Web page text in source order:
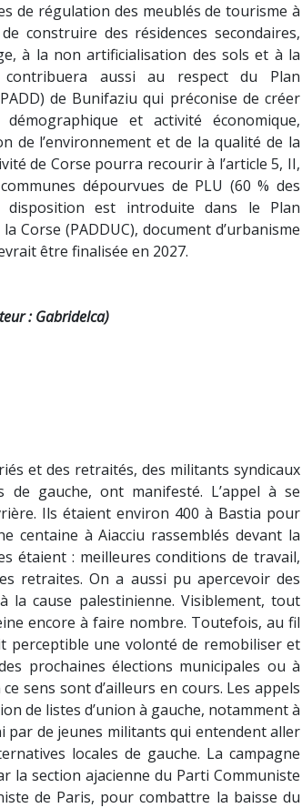
de régulation des meublés de tourisme à
construire des résidences secondaires,
à la non artificialisation des sols et à la
aussi au respect du Plan
de Bunifaziu qui préconise de créer
et activité économique,
de l’environnement et de la qualité de la
de Corse pourra recourir à l’article 5, II,
dépourvues de PLU (60 % des
est introduite dans le Plan
Corse (PADDUC), document d’urbanisme
être finalisée en 2027.
: Gabridelca)
et des retraités, des militants syndicaux
gauche, ont manifesté. L’appel à se
Ils étaient environ 400 à Bastia pour
centaine à Aiacciu rassemblés devant la
étaient : meilleures conditions de travail,
retraites. On a aussi pu apercevoir des
la cause palestinienne. Visiblement, tout
encore à faire nombre. Toutefois, au fil
perceptible une volonté de remobiliser et
prochaines élections municipales ou à
sens sont d’ailleurs en cours. Les appels
de listes d’union à gauche, notamment à
par de jeunes militants qui entendent aller
locales de gauche. La campagne
la section ajacienne du Parti Communiste
de Paris, pour combattre la baisse du